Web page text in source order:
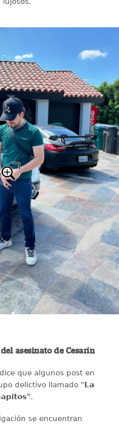
asesinato de Cesarín
que algunos post en
delictivo llamado " La
.
se encuentran